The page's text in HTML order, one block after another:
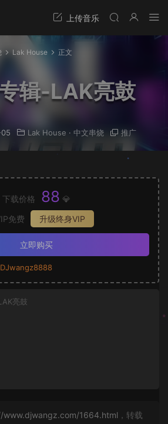
Lak House 正文
辑-LAK亮鼓
Lak House · 中文串烧 推广
下载价格 88 💎
免费
升级终身VIP
立即购买
亮鼓
www.djwangz.com/1664.html ，转载